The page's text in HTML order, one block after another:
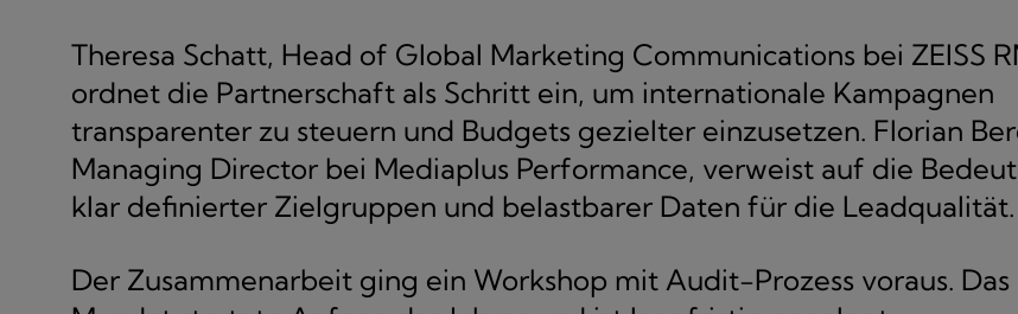
Theresa Schatt, Head of Global Marketing Communications bei ZEISS
ordnet die Partnerschaft als Schritt ein, um internationale Kampagnen
transparenter zu steuern und Budgets gezielter einzusetzen. Florian
Managing Director bei Mediaplus Performance, verweist auf die
klar definierter Zielgruppen und belastbarer Daten für die Leadqualität.
Der Zusammenarbeit ging ein Workshop mit Audit-Prozess voraus. Das